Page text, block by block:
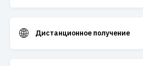
🌐 Дистанционное получение